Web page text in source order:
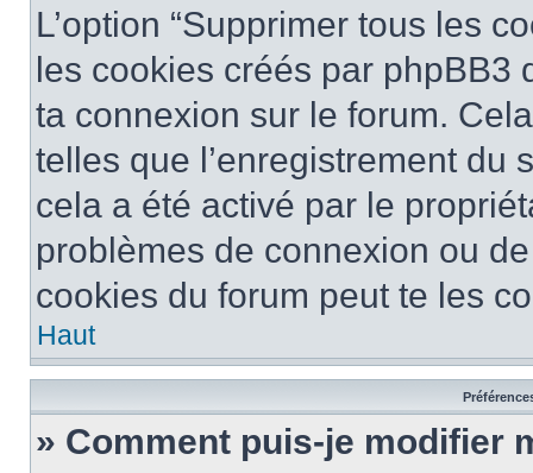
L’option “Supprimer tous les
les cookies créés par phpBB3
ta connexion sur le forum.
telles que l’enregistrement du
cela a été activé par le
problèmes de connexion ou
cookies du forum peut te les
Haut
» Comment puis-je modifier